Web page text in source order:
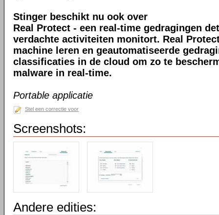
Stinger beschikt nu ook over
Real Protect - een real-time gedragingen
verdachte activiteiten monitort. Real
machine leren en geautomatiseerde
classificaties in de cloud om zo te
malware in real-time.
Portable applicatie
Stel een correctie voor
Screenshots:
Andere edities: